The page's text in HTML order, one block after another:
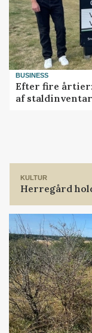
BUSINESS
Efter fire
af
KULTUR
Herregård